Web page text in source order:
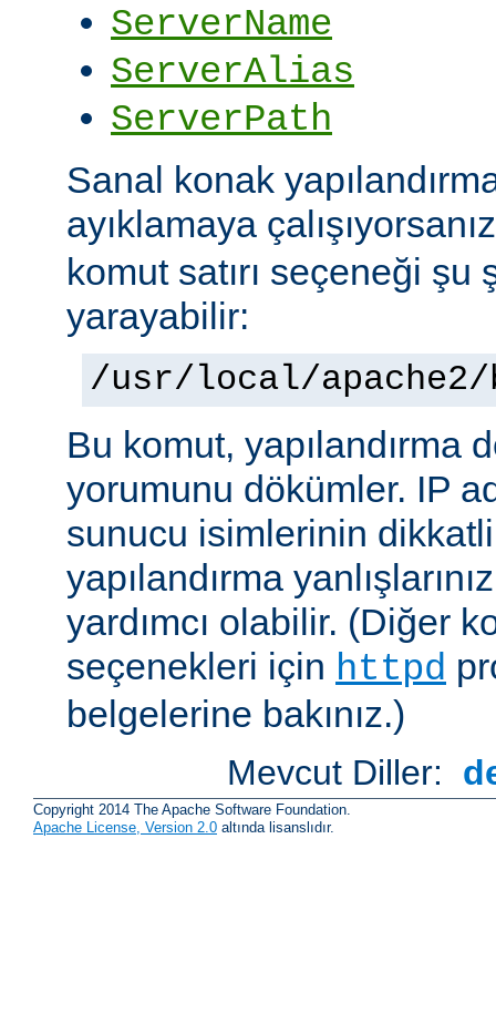
ServerName
ServerAlias
ServerPath
Sanal konak
ayıklamaya
komut satırı seçeneği
yarayabilir:
/usr/local/
Bu komut, yapılandırma
yorumunu dökümler. IP
sunucu isimlerinin
yapılandırma
yardımcı olabilir. (Diğer
seçenekleri için httpd
belgelerine bakınız.)
Mevcut Diller:
Copyright 2014 The Apache Software Foundation.
Apache License, Version 2.0 altında lisanslıdır.